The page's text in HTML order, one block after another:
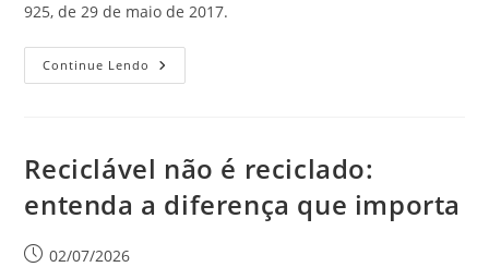
925, de 29 de maio de 2017.
Continue Lendo
Reciclável não é reciclado:
entenda a diferença que importa
02/07/2026